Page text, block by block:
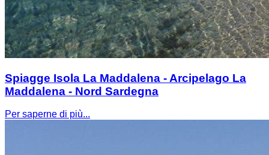
Spiagge Isola La Maddalena - Arcipelago La
Maddalena - Nord Sardegna
Per saperne di più...